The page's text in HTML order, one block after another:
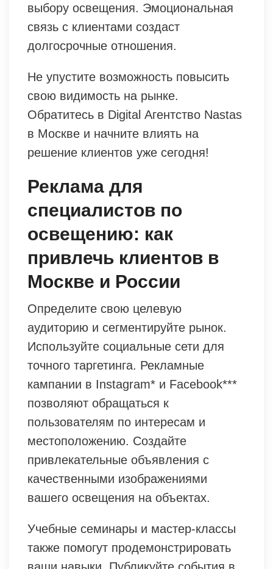
выбору освещения. Эмоциональная
связь с клиентами создаст
долгосрочные отношения.
Не упустите возможность повысить
свою видимость на рынке.
Обратитесь в Digital Агентство Nastas
в Москве и начните влиять на
решение клиентов уже сегодня!
Реклама для
специалистов по
освещению: как
привлечь клиентов в
Москве и России
Определите свою целевую
аудиторию и сегментируйте рынок.
Используйте социальные сети для
точного таргетинга. Рекламные
кампании в Instagram* и Facebook***
позволяют обращаться к
пользователям по интересам и
местоположению. Создайте
привлекательные объявления с
качественными изображениями
вашего освещения на объектах.
Учебные семинары и мастер-классы
также помогут продемонстрировать